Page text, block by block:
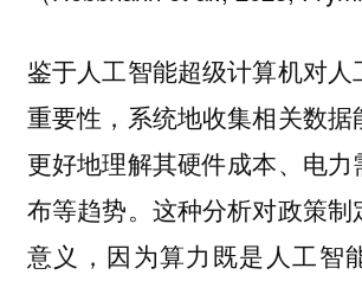
鉴于人工智能超级计算机对人
重要性，系统地收集相关数据
更好地理解其硬件成本、电力
布等趋势。这种分析对政策
意义，因为算力既是人工智